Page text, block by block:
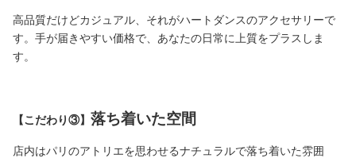
高品質だけどカジュアル、それがハートダンスのアクセサリーで
す。手が届きやすい価格で、あなたの日常に上質をプラスしま
す。
【こだわり③】 落ち着いた空間
店内はパリのアトリエを思わせるナチュラルで落ち着いた雰囲